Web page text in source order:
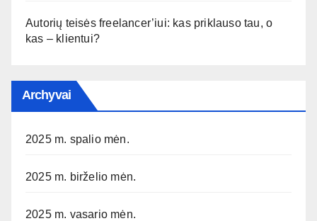
Autorių teisės freelancer’iui: kas priklauso tau, o
kas – klientui?
Archyvai
2025 m. spalio mėn.
2025 m. birželio mėn.
2025 m. vasario mėn.